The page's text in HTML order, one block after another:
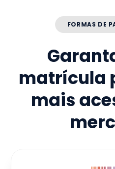
FORMAS DE
matrícula
mais